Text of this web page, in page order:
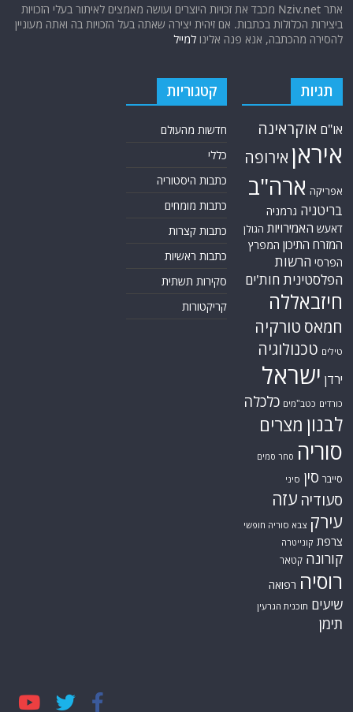
אתר Nziv.net מכבד את זכויות היוצרים ועושה מאמצים לאיתור בעלי הזכויות
ביצירות הכלולות בכתבות. אם זיהית יצירה שאתה בעל הזכויות בה ואתה מעוניין
להסירה מהכתבה, אנא פנה אלינולמייל
תגיות
או"ם אוקראינה
איראן אירופה
אפריקה ארה"ב
בריטניה גרמניה
דאעש האמירויות הגולן
המזרח התיכון המפרץ
הפרסי הרשות
הפלסטינית חות'ים
חיזבאללה
חמאס טורקיה
טילים טכנולוגיה
ירדן ישראל
כורדים כטב"מים כלכלה
לבנון מצרים
סוריה סחר סמים
סייבר סין סיני
סעודיה עזה
עירק צבא סוריה חופשי
צרפת קונייטרה
קורונה קטאר
רוסיה רפואה
שיעים תוכנית הגרעין
תימן
קטגוריות
חדשות מהעולם
כללי
כתבות היסטוריה
כתבות מומחים
כתבות קצרות
כתבות ראשיות
סקירות תשתית
קריקטורות